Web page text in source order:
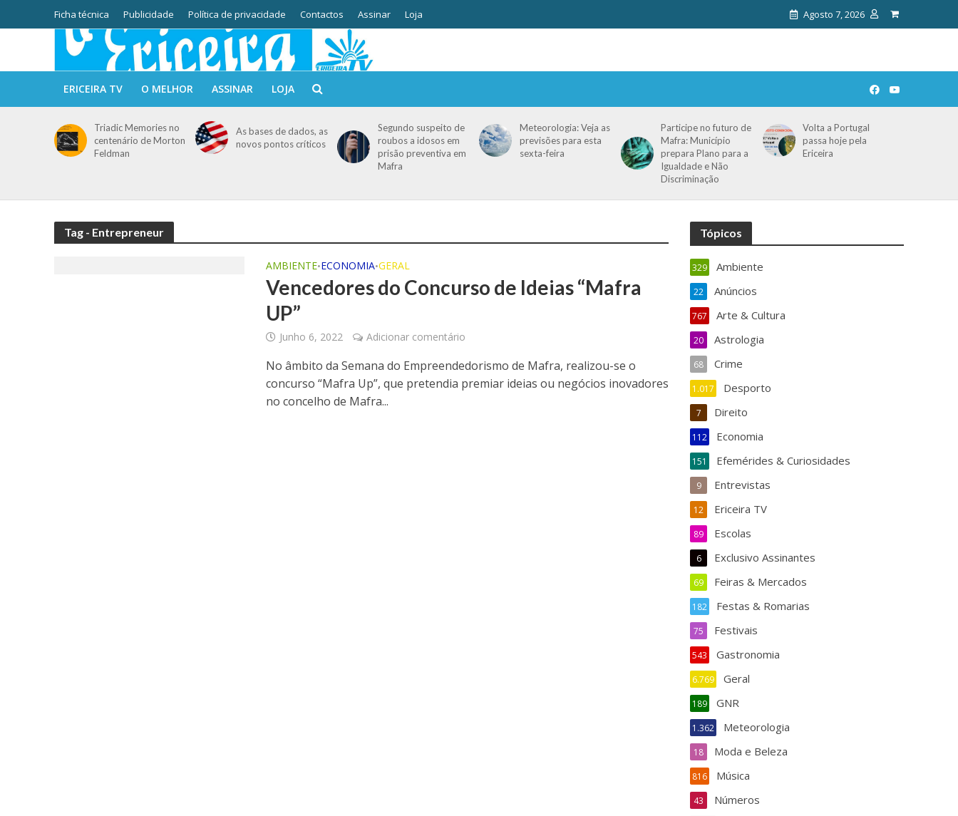
Ficha técnica Publicidade Política de privacidade Contactos Assinar Loja Agosto 7, 2026
ERICEIRA TV O MELHOR ASSINAR LOJA
Triadic Memories no
centenário de Morton
Feldman
As bases de dados, as
novos pontos críticos
Segundo suspeito de
roubos a idosos em
prisão preventiva em
Mafra
Meteorologia: Veja as
previsões para esta
sexta-feira
Participe no futuro de
Mafra: Município
prepara Plano para a
Igualdade e Não
Discriminação
Volta a Portugal
passa hoje pela
Ericeira
Tag - Entrepreneur
AMBIENTE•ECONOMIA•GERAL
Vencedores do Concurso de Ideias “Mafra
UP”
Junho 6, 2022 Adicionar comentário
No âmbito da Semana do Empreendedorismo de Mafra, realizou-se o
concurso “Mafra Up”, que pretendia premiar ideias ou negócios inovadores
no concelho de Mafra...
Tópicos
Ambiente
329
Anúncios
22
Arte & Cultura
767
Astrologia
20
Crime
68
Desporto
1.017
Direito
7
Economia
112
Efemérides & Curiosidades
151
Entrevistas
9
Ericeira TV
12
Escolas
89
Exclusivo Assinantes
6
Feiras & Mercados
69
Festas & Romarias
182
Festivais
75
Gastronomia
543
Geral
6.769
GNR
189
Meteorologia
1.362
Moda e Beleza
18
Música
816
Números
43